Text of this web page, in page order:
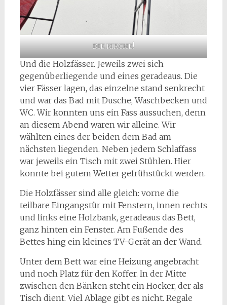
DIE KIRCHE!
Und die Holzfässer. Jeweils zwei sich
gegenüberliegende und eines geradeaus. Die
vier Fässer lagen, das einzelne stand senkrecht
und war das Bad mit Dusche, Waschbecken und
WC. Wir konnten uns ein Fass aussuchen, denn
an diesem Abend waren wir alleine. Wir
wählten eines der beiden dem Bad am
nächsten liegenden. Neben jedem Schlaffass
war jeweils ein Tisch mit zwei Stühlen. Hier
konnte bei gutem Wetter gefrühstückt werden.
Die Holzfässer sind alle gleich: vorne die
teilbare Eingangstür mit Fenstern, innen rechts
und links eine Holzbank, geradeaus das Bett,
ganz hinten ein Fenster. Am Fußende des
Bettes hing ein kleines TV-Gerät an der Wand.
Unter dem Bett war eine Heizung angebracht
und noch Platz für den Koffer. In der Mitte
zwischen den Bänken steht ein Hocker, der als
Tisch dient. Viel Ablage gibt es nicht. Regale